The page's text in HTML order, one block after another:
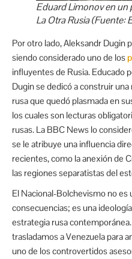
Eduard Limonov en
La Otra Rusia (Fuente:
Por otro lado, Aleksandr Dugin
siendo considerado uno de los
influyentes de Rusia. Educado
Dugin se dedicó a construir
rusa que quedó plasmada en
los cuales son lecturas
rusas. La BBC News lo
se le atribuye una influencia
recientes, como la anexión de
las regiones separatistas del
El Nacional-Bolchevismo no
consecuencias; es una
estrategia rusa
trasladamos a Venezuela para
uno de los controvertidos